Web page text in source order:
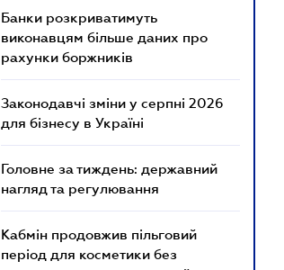
Банки розкриватимуть
виконавцям більше даних про
рахунки боржників
Законодавчі зміни у серпні 2026
для бізнесу в Україні
Головне за тиждень: державний
нагляд та регулювання
Кабмін продовжив пільговий
період для косметики без